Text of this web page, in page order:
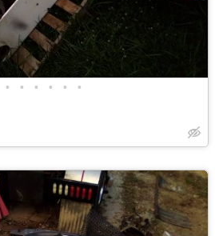
• • • • • •